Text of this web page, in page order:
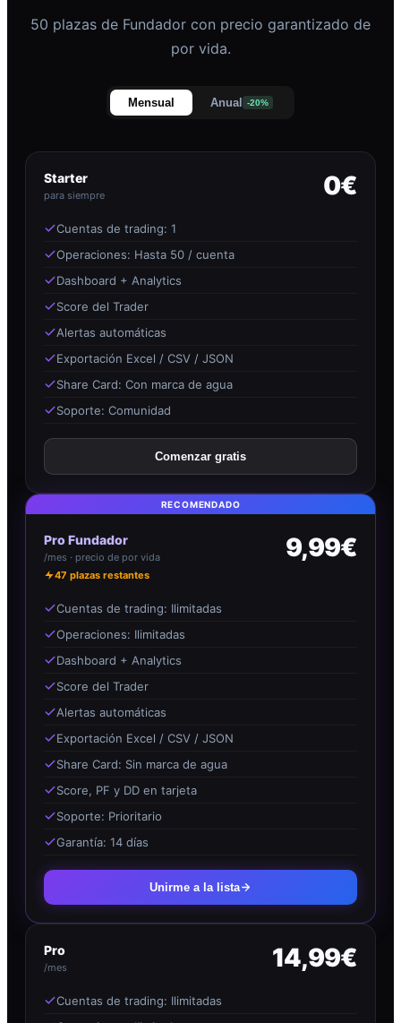
50 plazas de Fundador con precio garantizado de
por vida.
Mensual Anual -20%
Starter
para siempre 0€
Cuentas de trading: 1
Operaciones: Hasta 50 / cuenta
Dashboard + Analytics
Score del Trader
Alertas automáticas
Exportación Excel / CSV / JSON
Share Card: Con marca de agua
Soporte: Comunidad
Comenzar gratis
RECOMENDADO
Pro Fundador
/mes · precio de por vida
47 plazas restantes
9,99€
Cuentas de trading: Ilimitadas
Operaciones: Ilimitadas
Dashboard + Analytics
Score del Trader
Alertas automáticas
Exportación Excel / CSV / JSON
Share Card: Sin marca de agua
Score, PF y DD en tarjeta
Soporte: Prioritario
Garantía: 14 días
Unirme a la lista
Pro
/mes 14,99€
Cuentas de trading: Ilimitadas